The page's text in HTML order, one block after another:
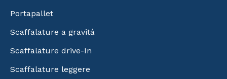
Portapallet
Scaffalature a gravitá
Scaffalature drive-In
Scaffalature leggere